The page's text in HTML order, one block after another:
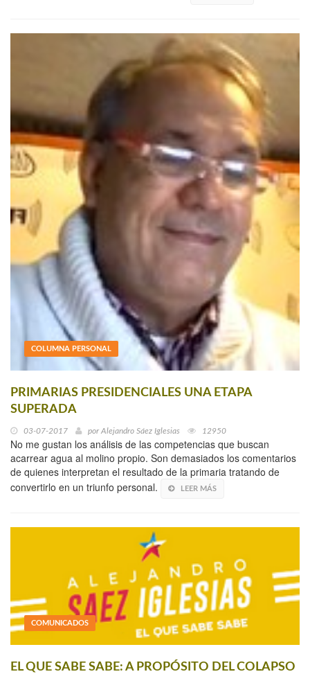
COLUMNA PERSONAL
PRIMARIAS PRESIDENCIALES UNA ETAPA
SUPERADA
03-07-2017 por Alejandro Sáez Iglesias 12950
No me gustan los análisis de las competencias que buscan
acarrear agua al molino propio. Son demasiados los comentarios
de quienes interpretan el resultado de la primaria tratando de
convertirlo en un triunfo personal.
LEER MÁS
COMUNICADOS
EL QUE SABE SABE: A PROPÓSITO DEL COLAPSO